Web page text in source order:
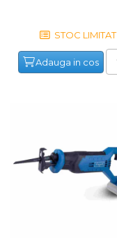
STOC LIMITAT
Adauga in cos